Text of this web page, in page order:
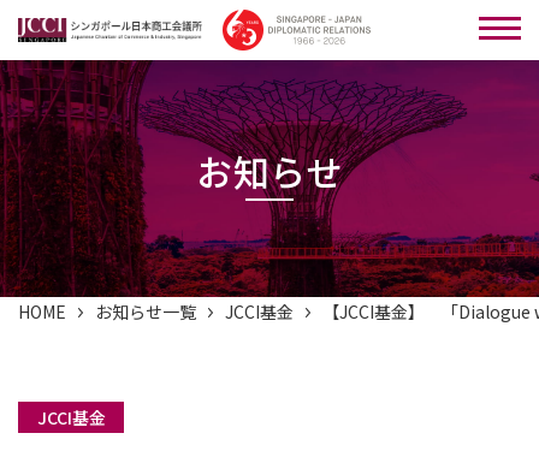
お知らせ
HOME お知らせ一覧 JCCI基金 【JCCI基金】 「Dialogue
JCCI基金